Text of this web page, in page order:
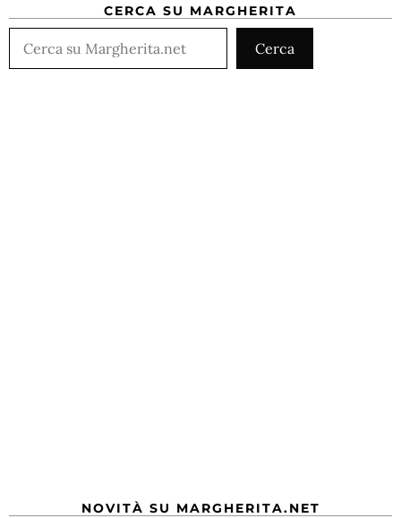
CERCA SU MARGHERITA
Cerca
NOVITÀ SU MARGHERITA.NET